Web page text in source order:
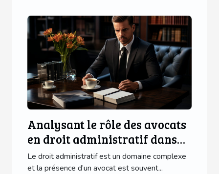
Analysant le rôle des avocats
en droit administratif dans
divers domaines
Le droit administratif est un domaine complexe
et la présence d’un avocat est souvent...